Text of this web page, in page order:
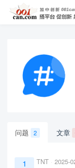
问题 2 文章
1 TNT 2025-